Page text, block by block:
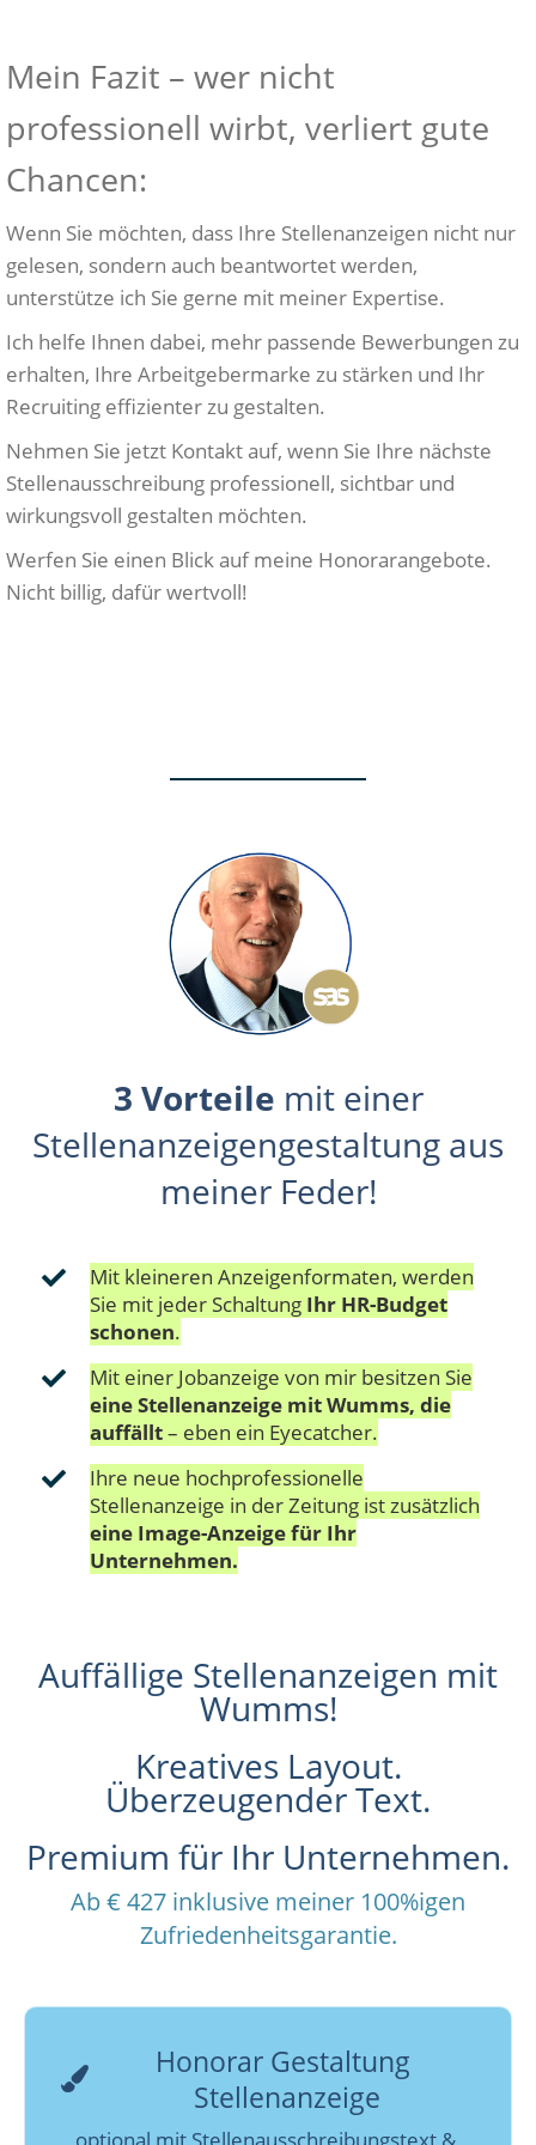
Mein Fazit – wer nicht
professionell wirbt, verliert gute
Chancen:
Wenn Sie möchten, dass Ihre Stellenanzeigen nicht nur
gelesen, sondern auch beantwortet werden,
unterstütze ich Sie gerne mit meiner Expertise.
Ich helfe Ihnen dabei, mehr passende Bewerbungen zu
erhalten, Ihre Arbeitgebermarke zu stärken und Ihr
Recruiting effizienter zu gestalten.
Nehmen Sie jetzt Kontakt auf, wenn Sie Ihre nächste
Stellenausschreibung professionell, sichtbar und
wirkungsvoll gestalten möchten.
Werfen Sie einen Blick auf meine Honorarangebote.
Nicht billig, dafür wertvoll!
3 Vorteile mit einer
Stellenanzeigengestaltung aus
meiner Feder!
Mit kleineren Anzeigenformaten, werden
Sie mit jeder Schaltung Ihr HR-Budget
schonen.
Mit einer Jobanzeige von mir besitzen Sie
eine Stellenanzeige mit Wumms, die
auffällt– eben ein Eyecatcher.
Ihre neue hochprofessionelle
Stellenanzeige in der Zeitung ist zusätzlich
eine Image-Anzeige für Ihr
Unternehmen.
Auffällige Stellenanzeigen mit
Wumms!
Kreatives Layout.
Überzeugender Text.
Premium für Ihr Unternehmen.
Ab € 427 inklusive meiner 100%igen
Zufriedenheitsgarantie.
Honorar Gestaltung
Stellenanzeige
optional mit Stellenausschreibungstext &